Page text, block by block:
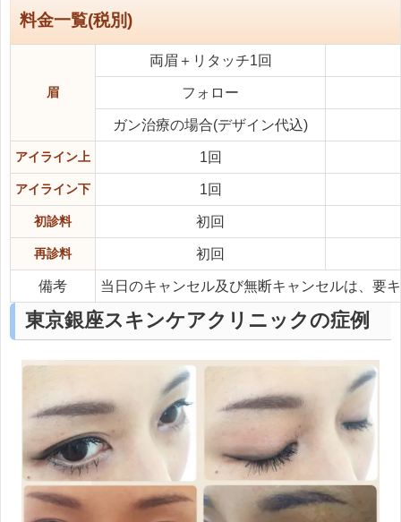
料金一覧(税別)
眉
両眉＋リタッチ1回
フォロー
ガン治療の場合(デザイン代込)
アイライン上 1回
アイライン下 1回
初診料 初回
再診料 初回
備考 当日のキャンセル及び無断キャンセルは、要
東京銀座スキンケアクリニックの症例